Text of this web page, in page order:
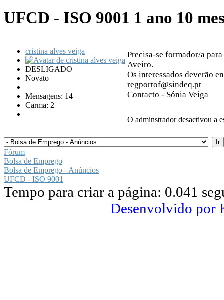
UFCD - ISO 9001 1 ano 10
cristina alves veiga
DESLIGADO
Novato
Mensagens: 14
Carma: 2
Precisa-se formador/a
Aveiro.
Os interessados deverão
regportof@sindeq.pt
Contacto - Sónia Veiga
O adminstrador desactivou a
Fórum
Bolsa de Emprego
Bolsa de Emprego - Anúncios
UFCD - ISO 9001
Tempo para criar a página: 0.041
Desenvolvido por